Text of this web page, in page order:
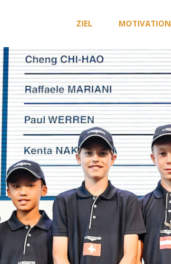
springen
ZIEL MOTIVATION